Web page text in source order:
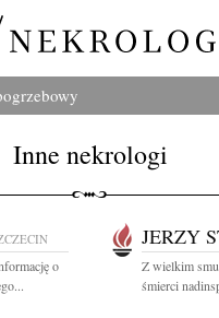
Inne nekrologi
o
JERZY
Z wielkim
śmierci